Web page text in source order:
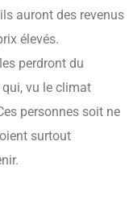
auront des revenus
élevés.
perdront du
qui, vu le climat
personnes soit ne
surtout